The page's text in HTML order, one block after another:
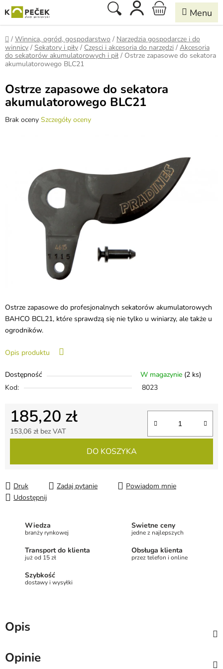
do
treści
Szukaj KOSZYK
Home
/ Winnica, ogród, gospodarstwo / Narzędzia gospodarcze i do
winnicy / Sekatory i piły / Częsci i akcesoria do narzędzi / Akcesoria
do sekatorów akumulatorowych i pił / Ostrze zapasowe do sekatora
akumulatorowego BLC21
Ostrze zapasowe do profesjonalnych sekatorów akumulatorowych
BAHCO BCL21, które sprawdzą się nie tylko u winiarzy, ale także u
ogrodników.
Opis produktu
Dostępność W magazynie (2 ks)
Kod:
8023
185,20 zł
153,06 zł bez VAT
DO KOSZYKA
Druk Zadaj pytanie
Powiadom mnie
Udostępnij
Ostrze zapasowe do sekatora
akumulatorowego BLC21
Średnia
gwiazdek.
Brak oceny Szczegóły oceny
Wiedza
branży rynkowej
Świetne ceny
jedne z najlepszych
Transport do klienta
już od 15 zł
Obsługa klienta
przez telefon i online
Szybkość
dostawy i wysyłki
Opis
Opinie